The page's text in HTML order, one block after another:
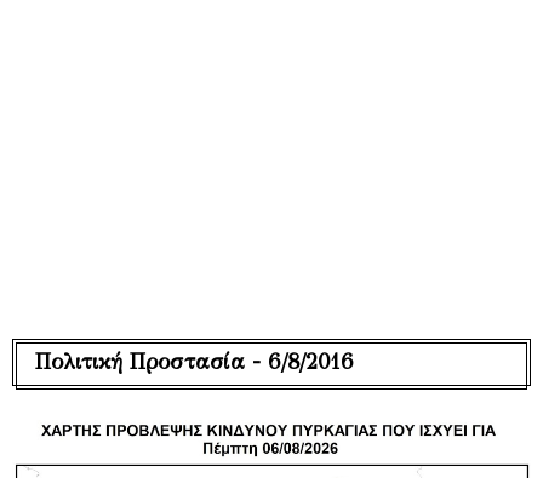
Πολιτική Προστασία - 6/8/2016